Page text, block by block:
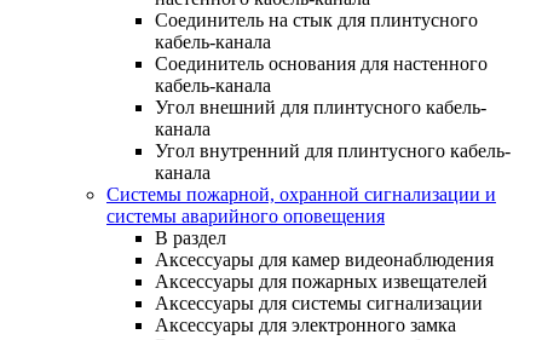
Соединитель на стык для плинтусного
кабель-канала
Соединитель основания для настенного
кабель-канала
Угол внешний для плинтусного кабель-
канала
Угол внутренний для плинтусного кабель-
канала
Системы пожарной, охранной сигнализации и
системы аварийного оповещения
В раздел
Аксессуары для камер видеонаблюдения
Аксессуары для пожарных извещателей
Аксессуары для системы сигнализации
Аксессуары для электронного замка